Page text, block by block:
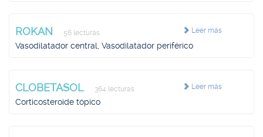
Leer más
ROKAN 56 lecturas
Vasodilatador central, Vasodilatador periférico
Leer más
CLOBETASOL 364 lecturas
Corticosteroide tópico